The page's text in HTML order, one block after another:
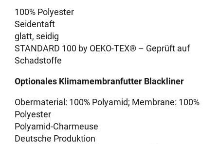
100% Polyester
Seidentaft
glatt, seidig
STANDARD 100 by OEKO-TEX® – Geprüft auf
Schadstoffe
Optionales Klimamembranfutter Blackliner
Obermaterial: 100% Polyamid; Membrane: 100%
Polyester
Polyamid-Charmeuse
Deutsche Produktion